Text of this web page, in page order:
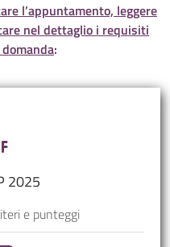
l’appuntamento, leggere
nel dettaglio i requisiti
:
2025
e punteggi